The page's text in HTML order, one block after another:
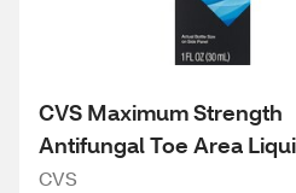
CVS Maximum Strength
Antifungal Toe Area
Treatment, 1 FL OZ
CVS